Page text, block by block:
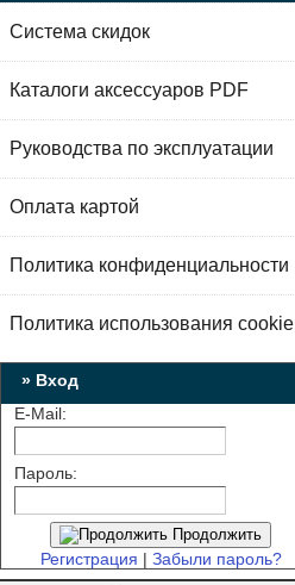
Система скидок
Каталоги аксессуаров PDF
Руководства по эксплуатации
Оплата картой
Политика конфиденциальности
Политика использования cookie
» Вход
E-Mail:
Пароль:
Продолжить
Регистрация | Забыли пароль?